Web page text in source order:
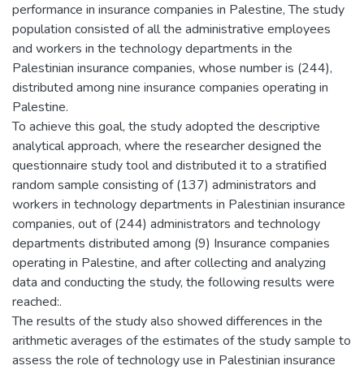
performance in insurance companies in Palestine, The study
population consisted of all the administrative employees
and workers in the technology departments in the
Palestinian insurance companies, whose number is (244),
distributed among nine insurance companies operating in
Palestine.
To achieve this goal, the study adopted the descriptive
analytical approach, where the researcher designed the
questionnaire study tool and distributed it to a stratified
random sample consisting of (137) administrators and
workers in technology departments in Palestinian insurance
companies, out of (244) administrators and technology
departments distributed among (9) Insurance companies
operating in Palestine, and after collecting and analyzing
data and conducting the study, the following results were
reached:.
The results of the study also showed differences in the
arithmetic averages of the estimates of the study sample to
assess the role of technology use in Palestinian insurance